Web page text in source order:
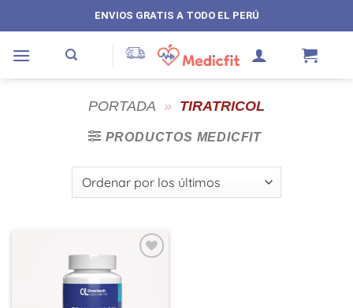
al
contenido
ENVIOS GRATIS A TODO EL PERÚ
PORTADA » TIRATRICOL
PRODUCTOS MEDICFIT